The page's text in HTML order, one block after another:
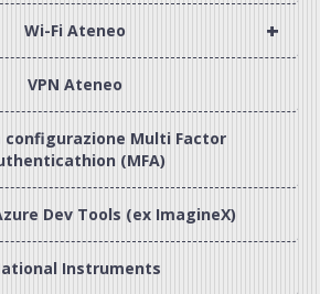
+
Wi-Fi Ateneo
VPN Ateneo
configurazione Multi Factor
(MFA)
Dev Tools (ex ImagineX)
Instruments